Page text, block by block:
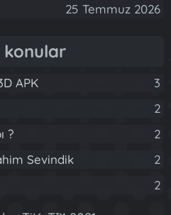
25 Temmuz 2026
konular
APK 3
2
?
2
Sevindik
2
2